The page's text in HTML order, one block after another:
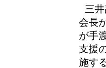
三
会長
が手
支援
施す